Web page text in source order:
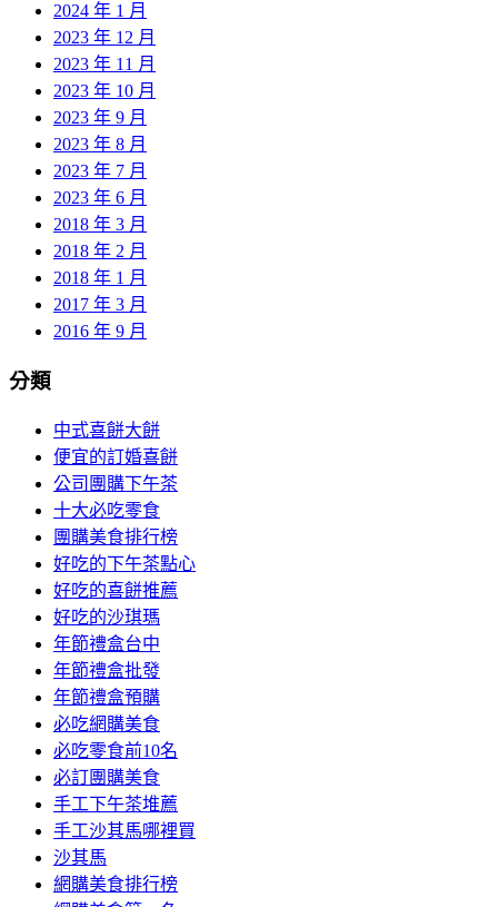
2024 年 1 月
2023 年 12 月
2023 年 11 月
2023 年 10 月
2023 年 9 月
2023 年 8 月
2023 年 7 月
2023 年 6 月
2018 年 3 月
2018 年 2 月
2018 年 1 月
2017 年 3 月
2016 年 9 月
分類
中式喜餅大餅
便宜的訂婚喜餅
公司團購下午茶
十大必吃零食
團購美食排行榜
好吃的下午茶點心
好吃的喜餅推薦
好吃的沙琪瑪
年節禮盒台中
年節禮盒批發
年節禮盒預購
必吃網購美食
必吃零食前10名
必訂團購美食
手工下午茶堆薦
手工沙其馬哪裡買
沙其馬
網購美食排行榜